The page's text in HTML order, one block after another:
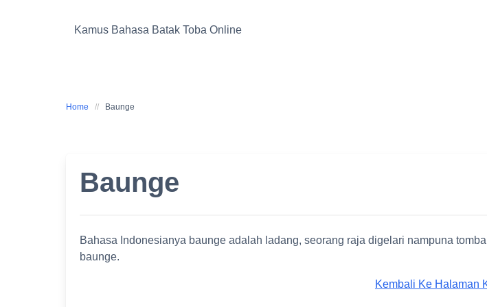
Kamus Bahasa Batak Toba Online
Home Baunge
Baunge
Bahasa Indonesianya baunge adalah ladang, seorang raja digelari nampuna
baunge.
Kembali Ke Halaman